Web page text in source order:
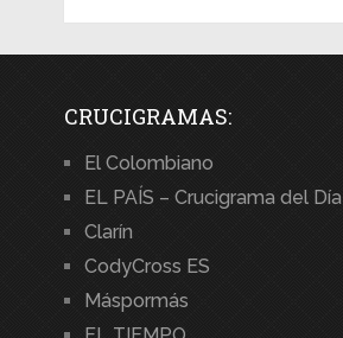
CRUCIGRAMAS:
El Colombiano
EL PAÍS – Crucigrama del Día
Clarín
CodyCross ES
Máspormás